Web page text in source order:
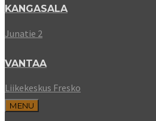
KANGASALA
Junatie 2
VANTAA
Liikekeskus Fresko
MENU